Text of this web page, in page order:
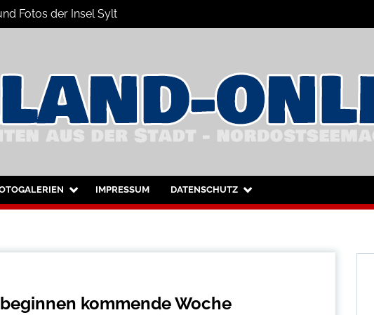
Fotos der Insel Sylt
Sylt und Westerland
IMPRESSUM DATENSCHUTZ
kommende Woche